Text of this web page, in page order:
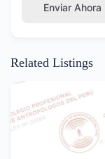
Enviar Ahora
Related Listings